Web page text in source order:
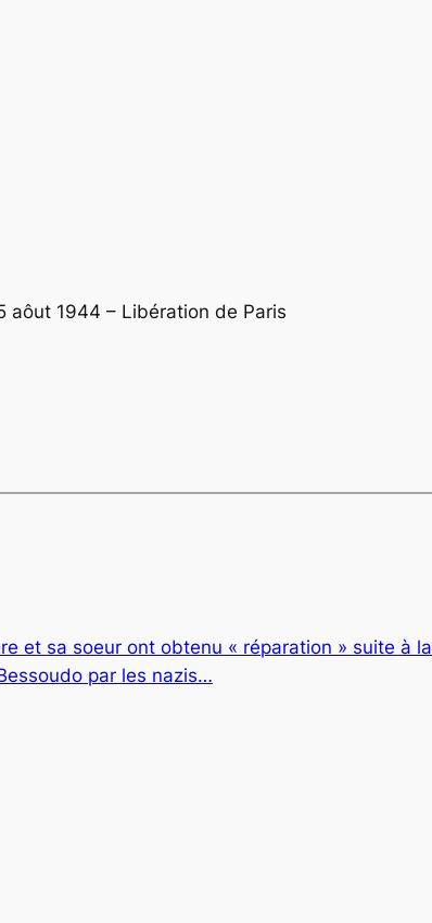
aôut 1944 – Libération de Paris
et sa soeur ont obtenu « réparation » suite à la
par les nazis…